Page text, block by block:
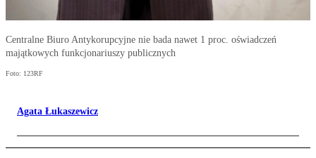
Centralne Biuro Antykorupcyjne nie bada nawet 1 proc. oświadczeń
majątkowych funkcjonariuszy publicznych
Foto: 123RF
Agata Łukaszewicz